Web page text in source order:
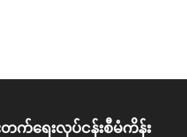
တက်ရေးလုပ်ငန်းစီမံကိန်း